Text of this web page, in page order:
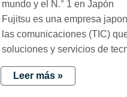
mundo y el N.° 1 en Japón
Fujitsu es una empresa
las comunicaciones (TIC)
soluciones y servicios de
Leer más »